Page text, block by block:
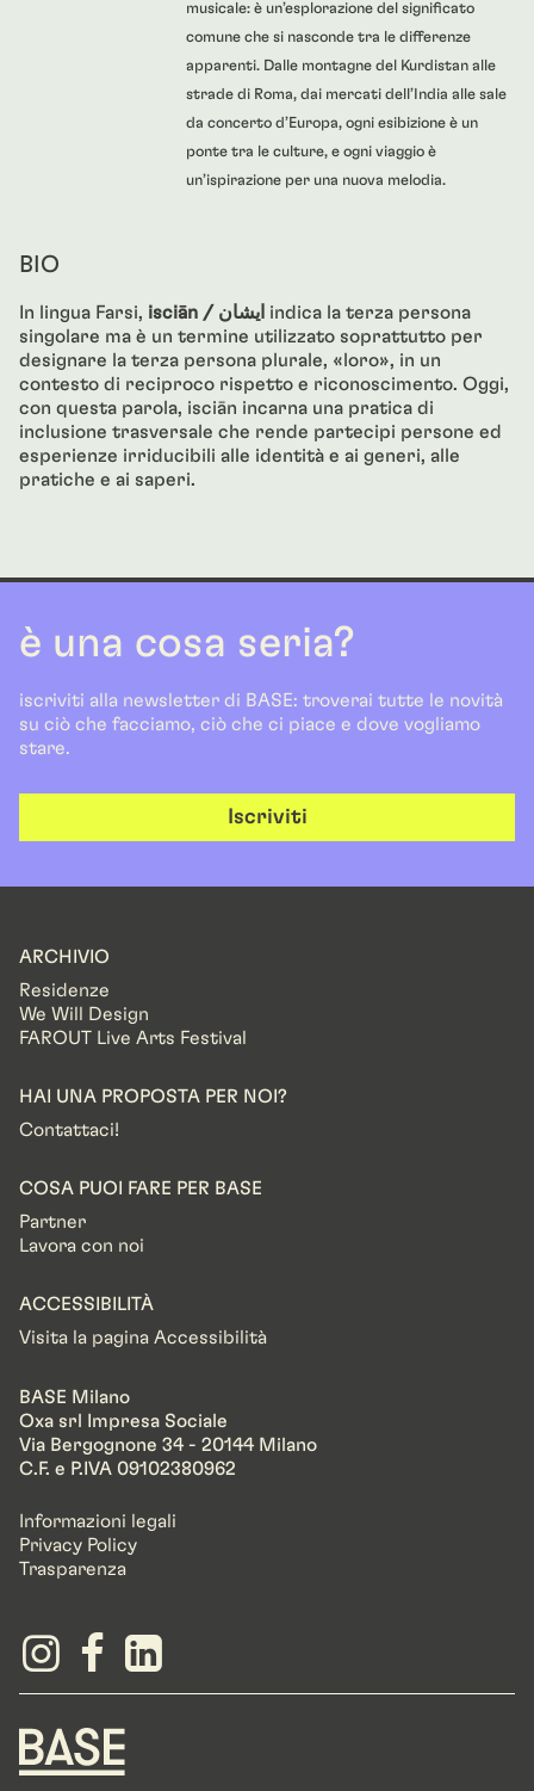
musicale: è un’esplorazione del significato
comune che si nasconde tra le differenze
apparenti. Dalle montagne del Kurdistan alle
strade di Roma, dai mercati dell’India alle sale
da concerto d’Europa, ogni esibizione è un
ponte tra le culture, e ogni viaggio è
un’ispirazione per una nuova melodia.
BIO
In lingua Farsi, isciān / ایشان indica la terza persona
singolare ma è un termine utilizzato soprattutto per
designare la terza persona plurale, «loro», in un
contesto di reciproco rispetto e riconoscimento. Oggi,
con questa parola, isciān incarna una pratica di
inclusione trasversale che rende partecipi persone ed
esperienze irriducibili alle identità e ai generi, alle
pratiche e ai saperi.
è una cosa seria?
iscriviti alla newsletter di BASE: troverai tutte le novità
su ciò che facciamo, ciò che ci piace e dove vogliamo
stare.
Iscriviti
ARCHIVIO
Residenze
We Will Design
FAROUT Live Arts Festival
HAI UNA PROPOSTA PER NOI?
Contattaci!
COSA PUOI FARE PER BASE
Partner
Lavora con noi
ACCESSIBILITÀ
Visita la pagina Accessibilità
BASE Milano
Oxa srl Impresa Sociale
Via Bergognone 34 - 20144 Milano
C.F. e P.IVA 09102380962
Informazioni legali
Privacy Policy
Trasparenza